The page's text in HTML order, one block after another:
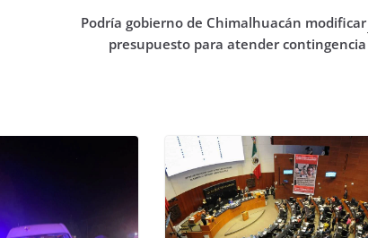
Podría gobierno de Chimalhuacán modificar
presupuesto para atender contingencia